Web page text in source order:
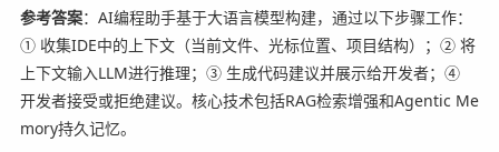
参考答案：AI编程助手基于大语言模型构建，通过以下步骤工作：
① 收集IDE中的上下文（当前文件、光标位置、项目结构）；② 将
上下文输入LLM进行推理；③ 生成代码建议并展示给开发者；④
开发者接受或拒绝建议。核心技术包括RAG检索增强和Agentic Me
mory持久记忆。